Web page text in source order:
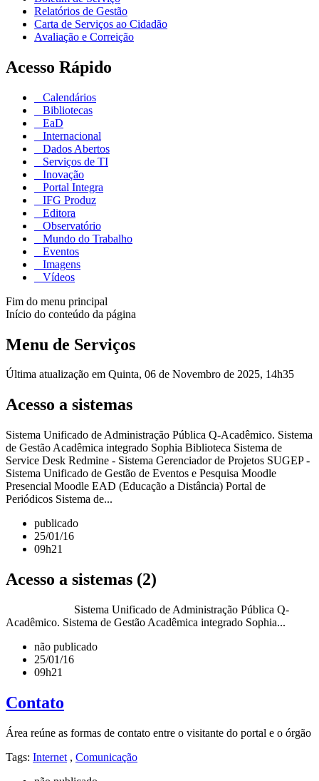
Relatórios de Gestão
Carta de Serviços ao Cidadão
Avaliação e Correição
Acesso Rápido
Calendários
Bibliotecas
EaD
Internacional
Dados Abertos
Serviços de TI
Inovação
Portal Integra
IFG Produz
Editora
Observatório
Mundo do Trabalho
Eventos
Imagens
Vídeos
Fim do menu principal
Início do conteúdo da página
Menu de Serviços
Última atualização em Quinta, 06 de Novembro de 2025, 14h35
Acesso a sistemas
Sistema Unificado de Administração Pública Q-Acadêmico. Sistema
de Gestão Acadêmica integrado Sophia Biblioteca Sistema de
Service Desk Redmine - Sistema Gerenciador de Projetos SUGEP -
Sistema Unificado de Gestão de Eventos e Pesquisa Moodle
Presencial Moodle EAD (Educação a Distância) Portal de
Periódicos Sistema de...
publicado
25/01/16
09h21
Acesso a sistemas (2)
Sistema Unificado de Administração Pública Q-
Acadêmico. Sistema de Gestão Acadêmica integrado Sophia...
não publicado
25/01/16
09h21
Contato
Área reúne as formas de contato entre o visitante do portal e o órgão
Tags: Internet , Comunicação